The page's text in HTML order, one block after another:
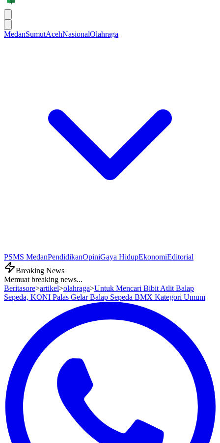
MedanSumutAcehNasionalOlahraga
PSMS MedanPendidikanOpiniGaya HidupEkonomiEditorial
Breaking News
Memuat breaking news...
Beritasore>artikel>olahraga>Untuk Mencari Bibit Atlit Balap
Sepeda, KONI Palas Gelar Balap Sepeda BMX Kategori Umum